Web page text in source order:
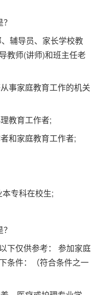
辅导员、家长学校教
教师(讲师)和班主任老
事家庭教育工作的机关
教育工作者;
和家庭教育工作者;
专科在校生;
下仅供参考： 参加家庭
条件：（符合条件之一